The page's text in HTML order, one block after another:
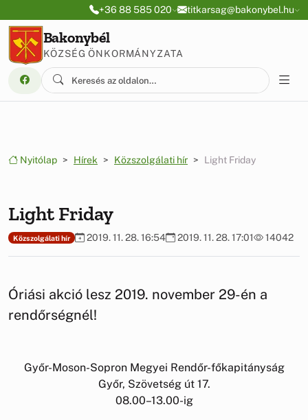
Ugrás a menüre
Ugrás a tartalomra+36 88 585 020 titkarsag@bakonybel.hu
Bakonybél
KÖZSÉG ÖNKORMÁNYZATA
Nyitólap Hírek Közszolgálati hír Light Friday
Light Friday
Közszolgálati hír 2019. 11. 28. 16:54 2019. 11. 28. 17:01 14042
Óriási akció lesz 2019. november 29-én a
rendőrségnél!
Győr-Moson-Sopron Megyei Rendőr-főkapitányság
Győr, Szövetség út 17.
08.00–13.00-ig